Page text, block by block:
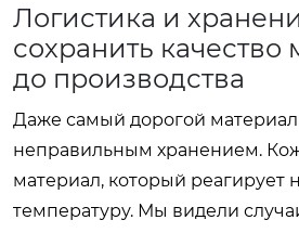
Логистика и
сохранить качество
до производства
Даже самый дорогой
неправильным хранением.
материал, который реагирует
температуру. Мы видели